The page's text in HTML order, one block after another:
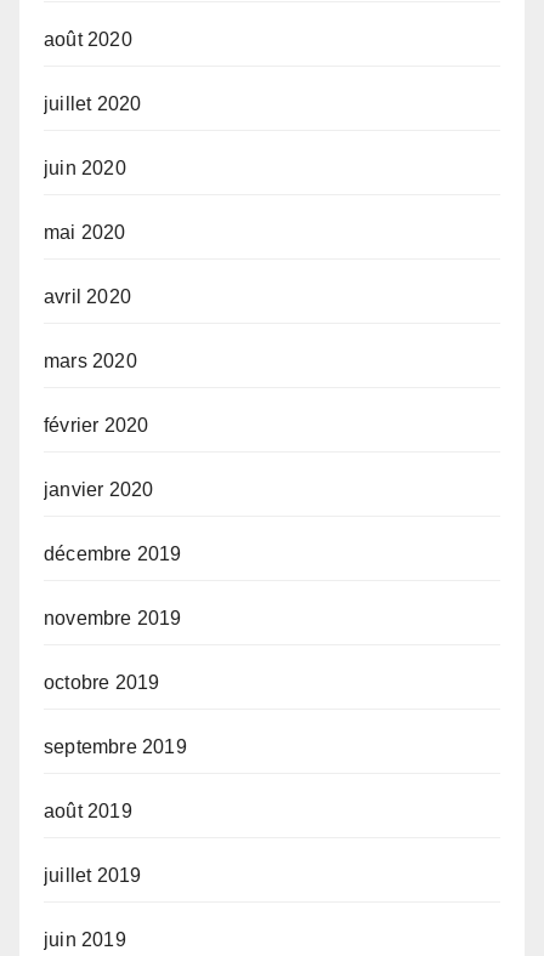
août 2020
juillet 2020
juin 2020
mai 2020
avril 2020
mars 2020
février 2020
janvier 2020
décembre 2019
novembre 2019
octobre 2019
septembre 2019
août 2019
juillet 2019
juin 2019